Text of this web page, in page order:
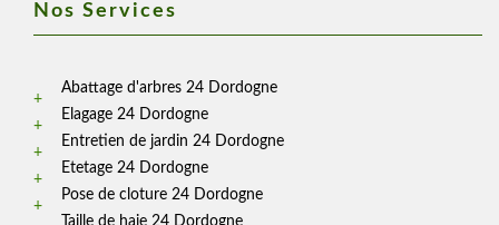
Nos Services
Abattage d'arbres 24 Dordogne
Elagage 24 Dordogne
Entretien de jardin 24 Dordogne
Etetage 24 Dordogne
Pose de cloture 24 Dordogne